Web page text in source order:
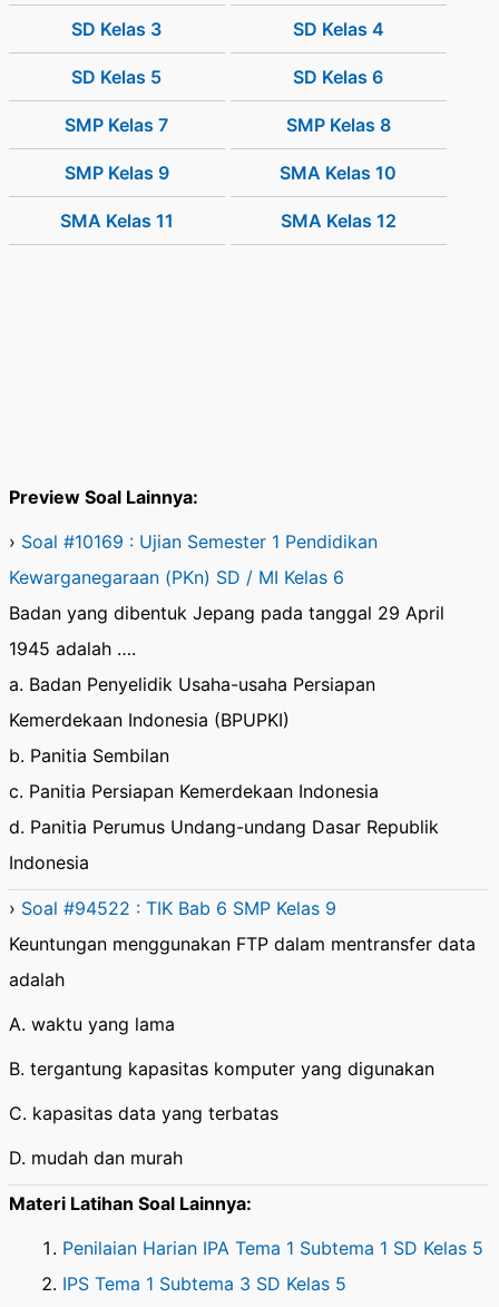
SD Kelas 3 SD Kelas 4
SD Kelas 5 SD Kelas 6
SMP Kelas 7 SMP Kelas 8
SMP Kelas 9 SMA Kelas 10
SMA Kelas 11 SMA Kelas 12
Preview Soal Lainnya:
› Soal #10169 : Ujian Semester 1 Pendidikan
Kewarganegaraan (PKn) SD / MI Kelas 6
Badan yang dibentuk Jepang pada tanggal 29 April
1945 adalah ….
a. Badan Penyelidik Usaha-usaha Persiapan
Kemerdekaan Indonesia (BPUPKI)
b. Panitia Sembilan
c. Panitia Persiapan Kemerdekaan Indonesia
d. Panitia Perumus Undang-undang Dasar Republik
Indonesia
› Soal #94522 : TIK Bab 6 SMP Kelas 9
Keuntungan menggunakan FTP dalam mentransfer data
adalah
A. waktu yang lama
B. tergantung kapasitas komputer yang digunakan
C. kapasitas data yang terbatas
D. mudah dan murah
Materi Latihan Soal Lainnya:
Penilaian Harian IPA Tema 1 Subtema 1 SD Kelas 5
IPS Tema 1 Subtema 3 SD Kelas 5